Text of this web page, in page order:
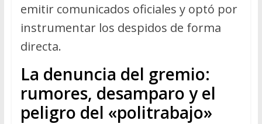
emitir comunicados oficiales y optó por
instrumentar los despidos de forma
directa.
La denuncia del gremio:
rumores, desamparo y el
peligro del «politrabajo»